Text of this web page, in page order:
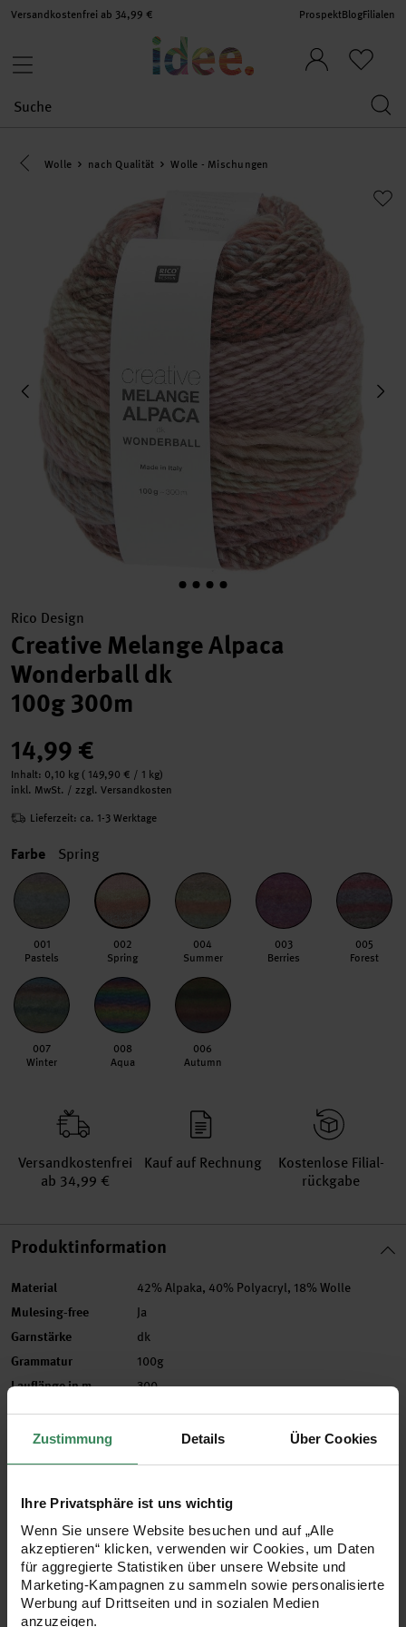
Zustimmung Details Über Cookies
Ihre Privatsphäre ist uns wichtig
Wenn Sie unsere Website besuchen und auf „Alle
akzeptieren“ klicken, verwenden wir Cookies, um Daten
für aggregierte Statistiken über unsere Website und
Marketing-Kampagnen zu sammeln sowie personalisierte
Werbung auf Drittseiten und in sozialen Medien
anzuzeigen.
Versandkostenfrei ab 34,99 € ProspektBlogFilialen
Eine Kategorie zurück navigieren
Wolle nach Qualität Wolle - Mischungen
Rico Design
Creative Melange Alpaca
Wonderball dk
100g 300m
14,99 €
Inhalt: 0,10 kg ( 149,90 € / 1 kg)
inkl. MwSt. / zzgl. Versandkosten
Lieferzeit: ca. 1-3 Werktage
Farbe Spring
001
Pastels
002
Spring
004
Summer
003
Berries
005
Forest
007
Winter
008
Aqua
006
Autumn
Versand­kosten­frei
ab 34,99 €
Kauf auf Rechnung
Kosten­lose Filial­
rückgabe
Produktinformation
Material 42% Alpaka, 40% Polyacryl, 18% Wolle
Mulesing-free Ja
Garnstärke dk
Grammatur 100g
Lauflänge in m 300
Maschenprobe 22 M und 28 R = 10 x 10 cm
Nadelstärke in mm 4 - 4,5 mm
Mehr Informationen zu Pflegehinweisen
Artikel-Nr. 383423.002
Bestell-Nr.3725313